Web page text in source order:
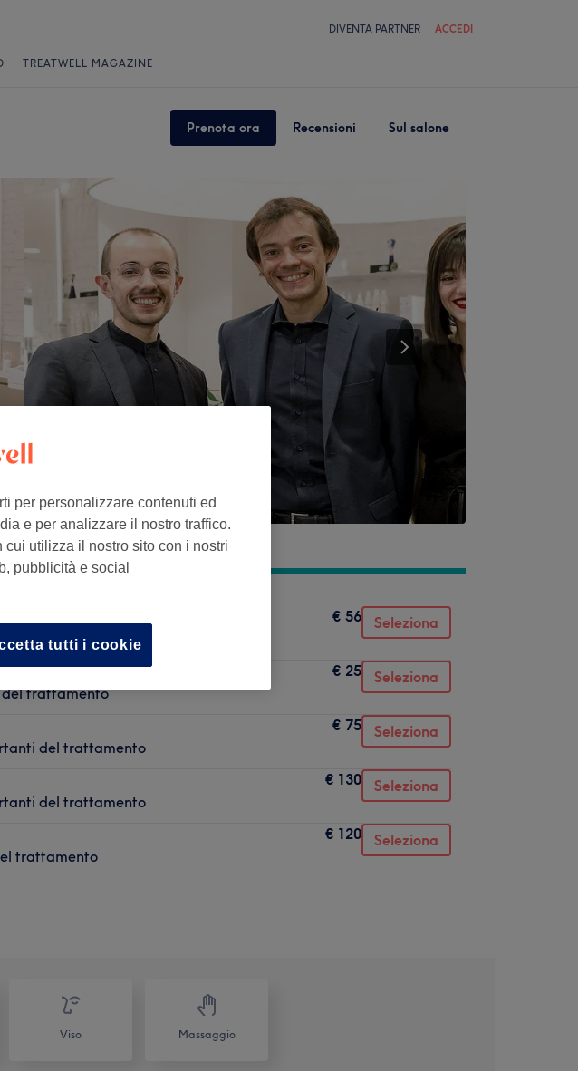
DIVENTA PARTNER ACCEDI
TREATWELL MAGAZINE
Prenota ora Recensioni Sul salone
trattamento
€ 56 Seleziona
trattamento
€ 25 Seleziona
del trattamento
€ 75 Seleziona
del trattamento
€ 130 Seleziona
trattamento
€ 120 Seleziona
Viso Massaggio
per personalizzare contenuti ed
e per analizzare il nostro traffico.
utilizza il nostro sito con i nostri
pubblicità e social
tutti i cookie